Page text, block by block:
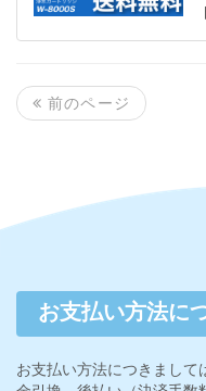
前のページ
お支払い方法に
お支払い方法につきまして